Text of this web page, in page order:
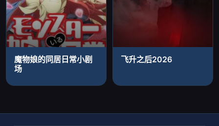
魔物娘的同居日常小剧
场
飞升之后2026